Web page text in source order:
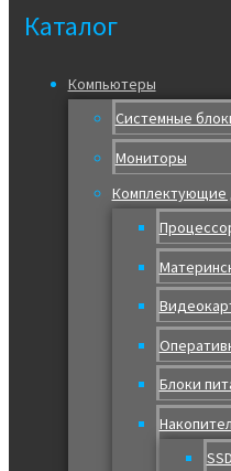
Каталог
Компьютеры
Системные
Мониторы
Комплектующие
Блоки